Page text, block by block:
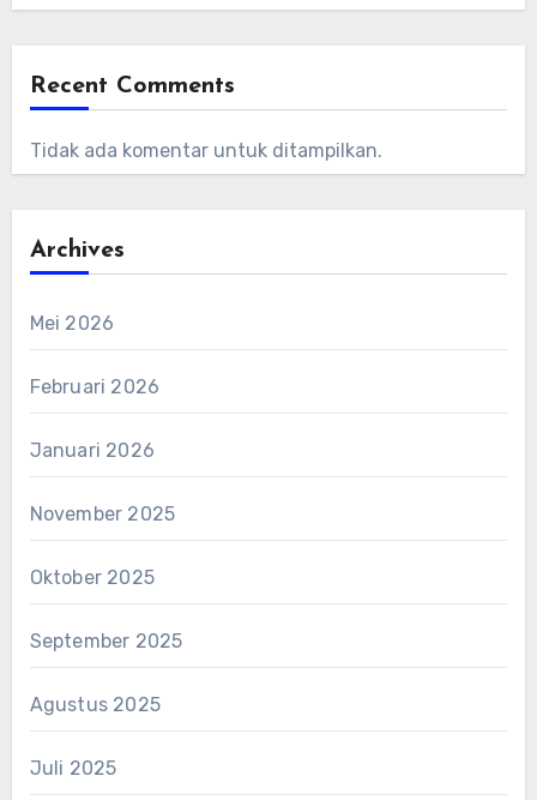
Recent Comments
Tidak ada komentar untuk ditampilkan.
Archives
Mei 2026
Februari 2026
Januari 2026
November 2025
Oktober 2025
September 2025
Agustus 2025
Juli 2025